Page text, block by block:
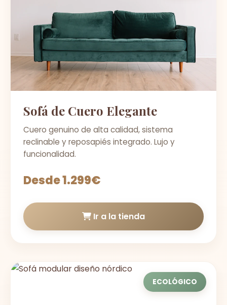
Sofá de Cuero Elegante
Cuero genuino de alta calidad, sistema
reclinable y reposapiés integrado. Lujo y
funcionalidad.
Desde 1.299€
Ir a la tienda
ECOLÓGICO